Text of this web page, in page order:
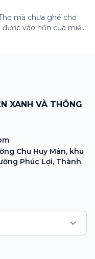
mà chưa ghé chợ
vào hồn của miền
XANH VÀ THÔNG
Chu Huy Mân, khu
Phúc Lợi, Thành